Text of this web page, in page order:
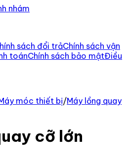
nhám
sách đổi trảChính sách vận
toánChính sách bảo mậtĐiều
móc thiết bị/Máy lồng quay
cỡ lớn